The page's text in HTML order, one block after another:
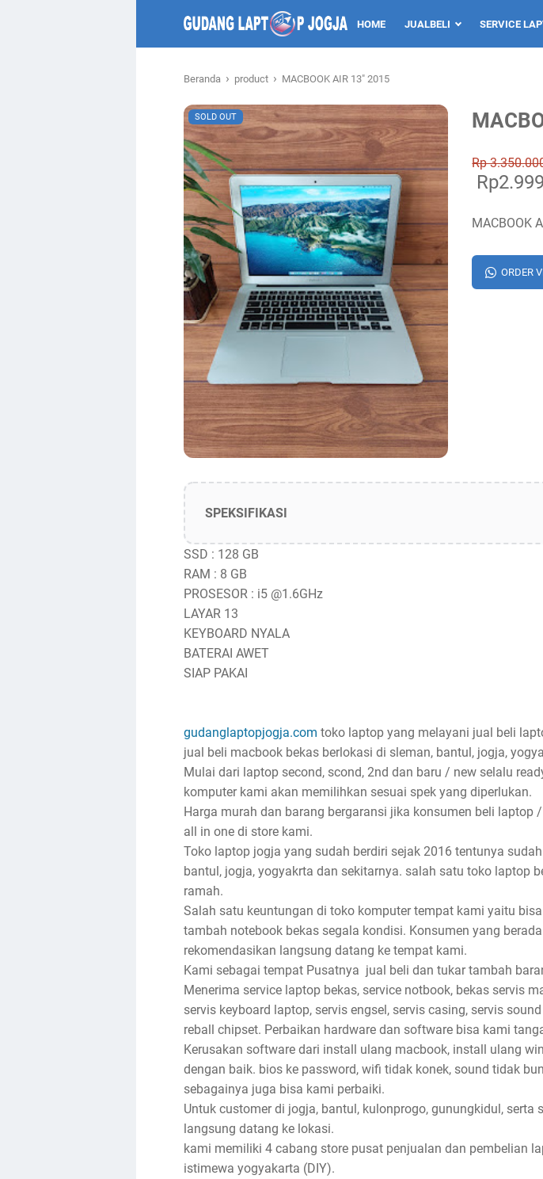
HOME JUALBELI SERVICE
Beranda › product › MACBOOK AIR 13" 2015
SOLD OUT
Rp
MACBOOK
ORDER
SPEKSIFIKASI
SSD : 128 GB
RAM : 8 GB
PROSESOR : i5 @1.6GHz
LAYAR 13
KEYBOARD NYALA
BATERAI AWET
SIAP PAKAI
gudanglaptopjogja.com toko laptop yang melayani jual beli
jual beli macbook bekas berlokasi di sleman, bantul, jogja,
Mulai dari laptop second, scond, 2nd dan baru / new selalu
komputer kami akan memilihkan sesuai spek yang diperlukan.
Harga murah dan barang bergaransi jika konsumen beli
all in one di store kami.
Toko laptop jogja yang sudah berdiri sejak 2016 tentunya
bantul, jogja, yogyakrta dan sekitarnya. salah satu toko laptop
ramah.
Salah satu keuntungan di toko komputer tempat kami yaitu
tambah notebook bekas segala kondisi. Konsumen yang
rekomendasikan langsung datang ke tempat kami.
Kami sebagai tempat Pusatnya jual beli dan tukar tambah
Menerima service laptop bekas, service notbook, bekas servis
servis keyboard laptop, servis engsel, servis casing, servis
reball chipset. Perbaikan hardware dan software bisa kami
Kerusakan software dari install ulang macbook, install ulang
dengan baik. bios ke password, wifi tidak konek, sound tidak
sebagainya juga bisa kami perbaiki.
Untuk customer di jogja, bantul, kulonprogo, gunungkidul,
langsung datang ke lokasi.
kami memiliki 4 cabang store pusat penjualan dan pembelian
istimewa yogyakarta (DIY).